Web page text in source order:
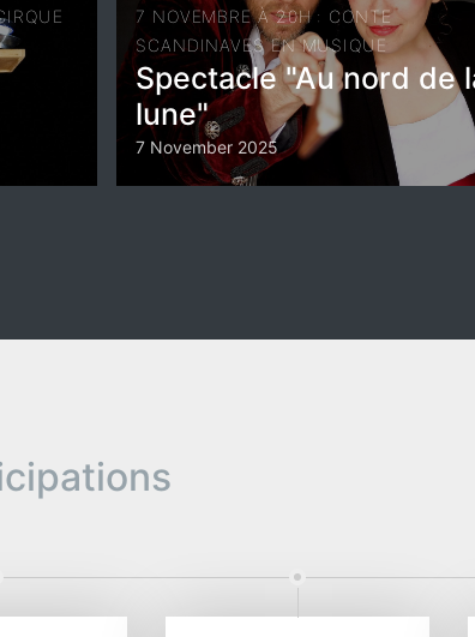
7 NOVEMBRE À 20H : CONTE
SCANDINAVES EN MUSIQUE
Spectacle "Au nord de
lune"
7 November 2025